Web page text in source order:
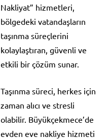
Nakliyat” hizmetleri,
bölgedeki vatandaşların
taşınma süreçlerini
kolaylaştıran, güvenli ve
etkili bir çözüm sunar.
Taşınma süreci, herkes için
zaman alıcı ve stresli
olabilir. Büyükçekmece’de
evden eve nakliye hizmeti